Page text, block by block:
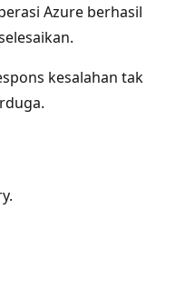
Azure berhasil
kesalahan tak